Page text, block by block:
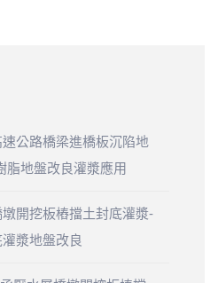
速公路橋梁進橋板沉陷地
脂地盤改良灌漿應用
開挖板樁擋土封底灌漿-
漿地盤改良